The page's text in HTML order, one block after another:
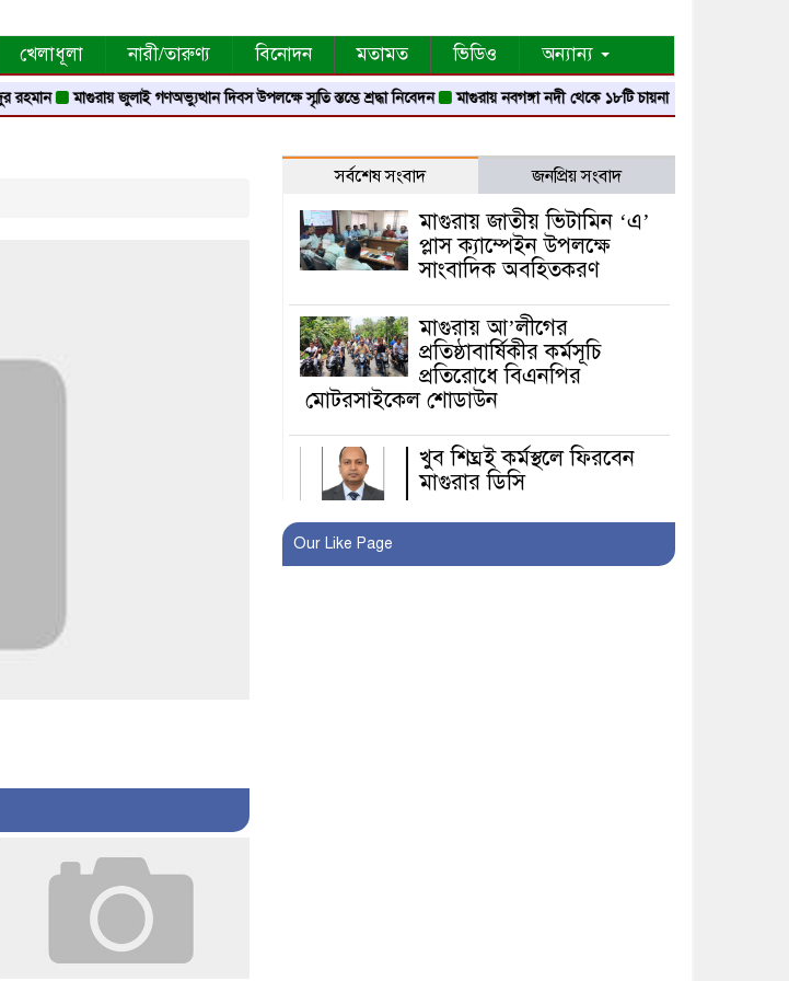
খেলাধূলা নারী/তারুণ্য বিনোদন মতামত ভিডিও অন্যান্য
মাগুরায় জুলাই গণঅভ্যুত্থান দিবস উপলক্ষে স্মৃতি স্তম্ভে শ্রদ্ধা নিবেদন মাগুরায় নবগঙ্গা নদী থেকে ১৮টি চায়না দোয়ারী জাল জব্দ
সর্বশেষ সংবাদ জনপ্রিয় সংবাদ
মাগুরায় জাতীয় ভিটামিন ‘এ’
প্লাস ক্যাম্পেইন উপলক্ষে
সাংবাদিক অবহিতকরণ
মাগুরায় আ’লীগের
প্রতিষ্ঠাবার্ষিকীর কর্মসূচি
প্রতিরোধে বিএনপির
মোটরসাইকেল শোডাউন
খুব শিঘ্রই কর্মস্থলে ফিরবেন
মাগুরার ডিসি
ক্লোজ
Our Like Page